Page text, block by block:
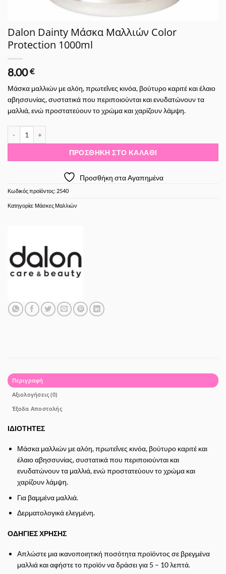
Dalon Dainty Μάσκα Μαλλιών Color
Protection 1000ml
8.00€
Μάσκα μαλλιών με αλόη, πρωτεΐνες κινόα, βούτυρο καριτέ και έλαιο
αβησσυνίας, συστατικά που περιποιούνται και ενυδατώνουν τα
μαλλιά, ενώ προστατεύουν το χρώμα και χαρίζουν λάμψη.
ΠΡΟΣΘΉΚΗ ΣΤΟ ΚΑΛΆΘΙ
Προσθήκη στα Αγαπημένα
Κωδικός προϊόντος: 2540
Κατηγορία: Μάσκες Μαλλιών
Περιγραφή
Αξιολογήσεις (0)
Έξοδα Αποστολής
ΙΔΙΟΤΗΤΕΣ
Μάσκα μαλλιών με αλόη, πρωτεΐνες κινόα, βούτυρο καριτέ και
έλαιο αβησσυνίας, συστατικά που περιποιούνται και
ενυδατώνουν τα μαλλιά, ενώ προστατεύουν το χρώμα και
χαρίζουν λάμψη.
Για βαμμένα μαλλιά.
Δερματολογικά ελεγμένη.
ΟΔΗΓΙΕΣ ΧΡΗΣΗΣ
Απλώστε μια ικανοποιητική ποσότητα προϊόντος σε βρεγμένα
μαλλιά και αφήστε το προϊόν να δράσει για 5 – 10 λεπτά.